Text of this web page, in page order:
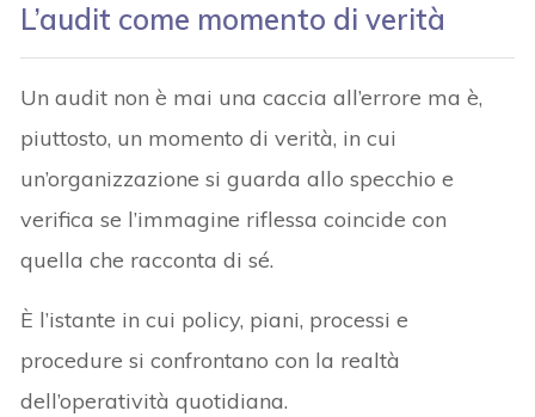
L’audit come momento di verità
Un audit non è mai una caccia all’errore ma è,
piuttosto, un momento di verità, in cui
un’organizzazione si guarda allo specchio e
verifica se l’immagine riflessa coincide con
quella che racconta di sé.
È l’istante in cui policy, piani, processi e
procedure si confrontano con la realtà
dell’operatività quotidiana.